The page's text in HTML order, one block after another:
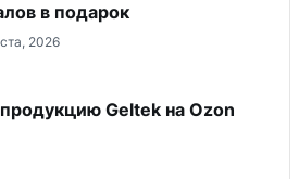
в подарок
2026
Geltek на Ozon